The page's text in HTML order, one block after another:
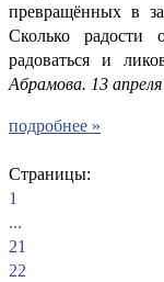
превращённых в
Сколько радости
радоваться и
Абрамова. 13 апреля
подробнее »
Страницы:
1
...
21
22